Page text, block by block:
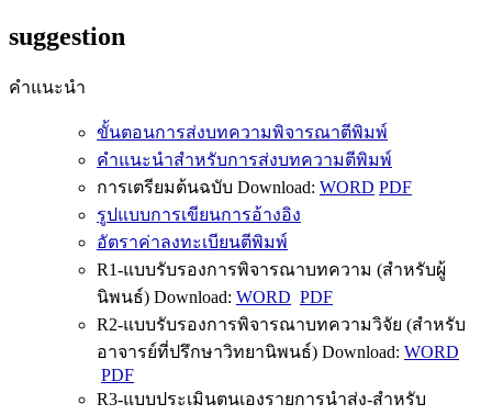
suggestion
คำแนะนำ
ขั้นตอนการส่งบทความพิจารณาตีพิมพ์
คำแนะนำสำหรับการส่งบทความตีพิมพ์
การเตรียมต้นฉบับ Download: WORD PDF
รูปแบบการเขียนการอ้างอิง
อัตราค่าลงทะเบียนตีพิมพ์
R1-แบบรับรองการพิจารณาบทความ (สำหรับผู้
นิพนธ์) Download: WORD PDF
R2-แบบรับรองการพิจารณาบทความวิจัย (สำหรับ
อาจารย์ที่ปรึกษาวิทยานิพนธ์) Download: WORD
PDF
R3-แบบประเมินตนเองรายการนำส่ง-สำหรับ